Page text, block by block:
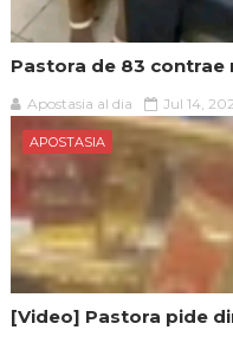
Pastora de 83
Apostasia al dia Jul 14,
APOSTASIA
[Video] Pastora pide